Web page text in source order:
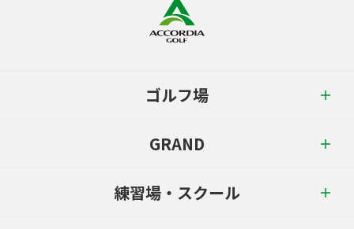
ゴルフ場
GRAND
練習場・スクール